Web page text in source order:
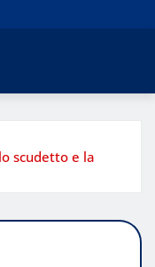
scudetto e la